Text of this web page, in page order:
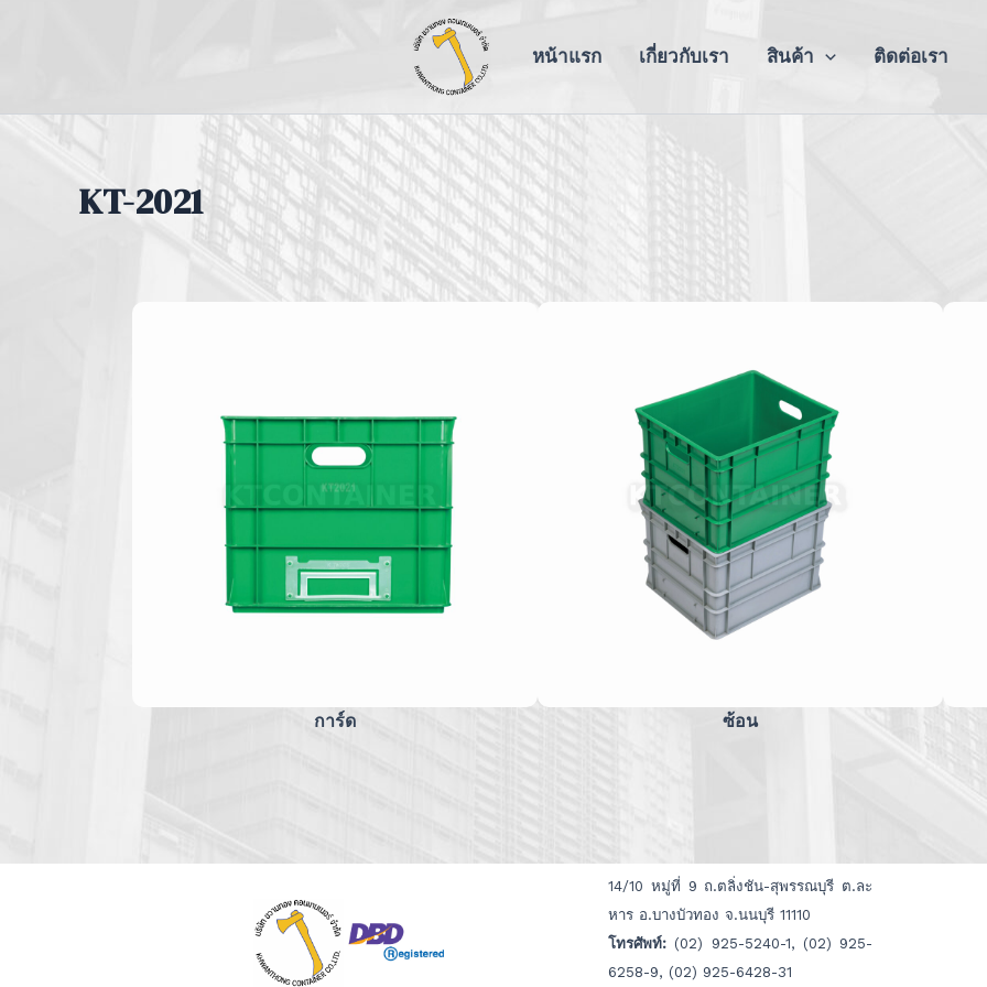
หน้าแรก เกี่ยวกับเรา สินค้า ติดต่อเรา
KT-2021
การ์ด ซ้อน
14/10 หมู่ที่ 9 ถ.ตลิ่งชัน-สุพรรณบุรี ต.ละ
หาร อ.บางบัวทอง จ.นนบุรี 11110
โทรศัพท์: (02) 925-5240-1, (02) 925-
6258-9, (02) 925-6428-31